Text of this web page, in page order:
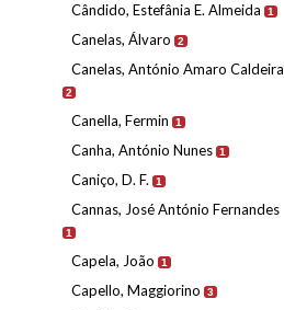
Cândido, Estefânia E. Almeida 1
Canelas, Álvaro 2
Canelas, António Amaro Caldeira
2
Canella, Fermin 1
Canha, António Nunes 1
Caniço, D. F. 1
Cannas, José António Fernandes
1
Capela, João 1
Capello, Maggiorino 3